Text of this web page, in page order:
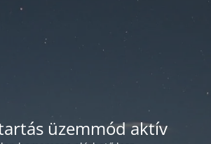
üzemmód aktív